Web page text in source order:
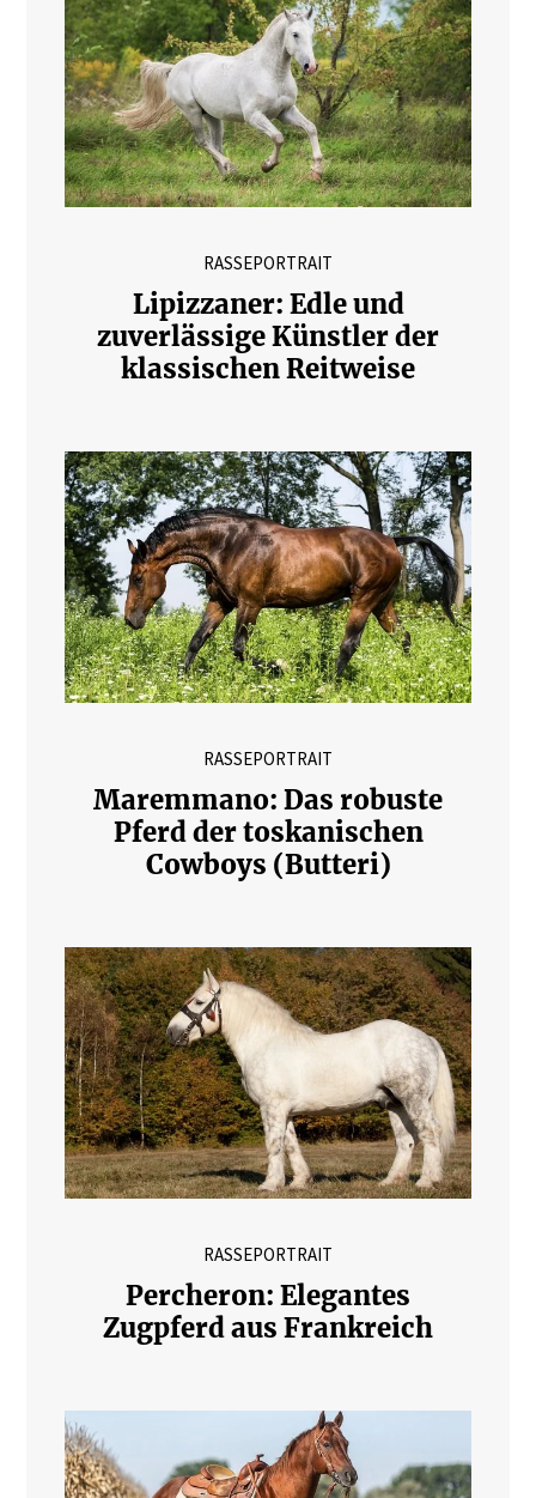
RASSEPORTRAIT
Lipizzaner: Edle und
zuverlässige Künstler der
klassischen Reitweise
RASSEPORTRAIT
Maremmano: Das robuste
Pferd der toskanischen
Cowboys (Butteri)
RASSEPORTRAIT
Percheron: Elegantes
Zugpferd aus Frankreich